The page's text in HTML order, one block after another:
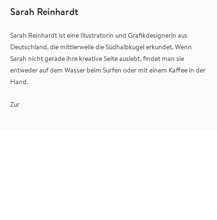
Sarah Reinhardt
Sarah Reinhardt ist eine Illustratorin und Grafikdesignerin aus
Deutschland, die mittlerweile die Südhalbkugel erkundet. Wenn
Sarah nicht gerade ihre kreative Seite auslebt, findet man sie
entweder auf dem Wasser beim Surfen oder mit einem Kaffee in der
Hand.
Zur